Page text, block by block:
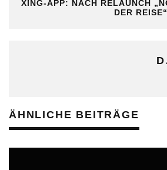
XING-APP: NACH RELAUNCH
DER REISE“
ÄHNLICHE BEITRÄGE